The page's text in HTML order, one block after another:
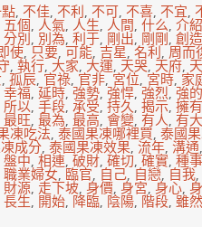
, 不佳, 不利, 不可, 不喜, 不宜,
五個, 人氣, 人生, 人間, 什么, 介紹
分別, 別為, 利于, 剛出, 剛剛, 創造
使,只要,可能, 吉星,名利,周而
,執行,大家,大運, 天哭,天府,
,孤辰,官祿,官非,宮位,宮時,家
幸福,延時,強勢,強悍,強烈,強的
所以, 手段, 承受, 持久, 揭示, 擁有
最旺, 最為, 最高, 會變, 有人, 有大
凍吃法,泰國果凍哪裡買, 泰國
成分, 泰國果凍效果, 流年,溝通
盤中,相連, 破財,確切,確實,種事
職業婦女,臨官,自己,自戀,自我,
財源, 走下坡,身價, 身宮,身心,
長生, 開始,降臨,陰陽, 階段,雖然